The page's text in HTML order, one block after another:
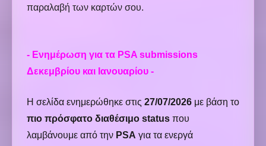
παραλαβή των καρτών σου.
- Ενημέρωση για τα PSA submissions
Δεκεμβρίου και Ιανουαρίου -
Η σελίδα ενημερώθηκε στις 27/07/2026 με βάση το
πιο πρόσφατο διαθέσιμο status που
λαμβάνουμε από την PSA για τα ενεργά